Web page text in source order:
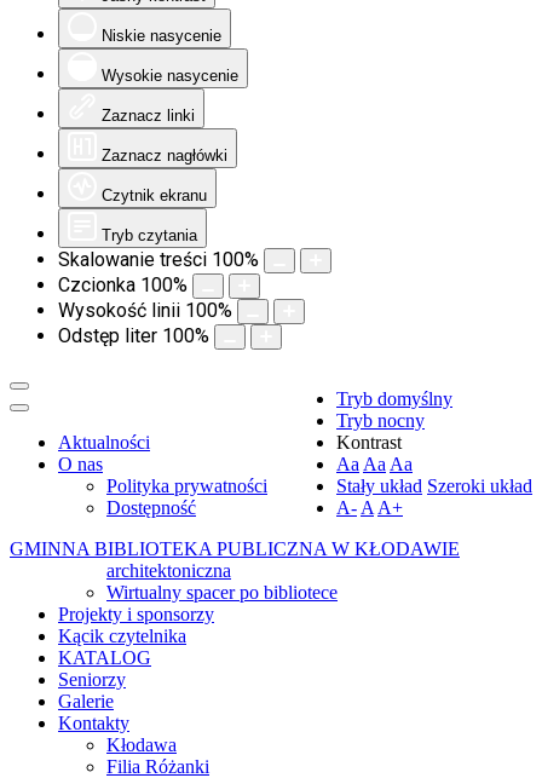
Niskie nasycenie
Wysokie nasycenie
Zaznacz linki
Zaznacz nagłówki
Czytnik ekranu
Tryb czytania
Skalowanie treści 100%
Czcionka 100%
Wysokość linii 100%
Odstęp liter 100%
Tryb domyślny
Tryb nocny
Kontrast
Aa Aa Aa
Stały układ Szeroki układ
A- A A+
GMINNA BIBLIOTEKA PUBLICZNA W KŁODAWIE
Aktualności
O nas
Polityka prywatności
Dostępność
architektoniczna
Wirtualny spacer po bibliotece
Projekty i sponsorzy
Kącik czytelnika
KATALOG
Seniorzy
Galerie
Kontakty
Kłodawa
Filia Różanki